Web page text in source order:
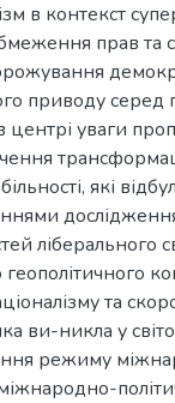
в контекст
прав та
приводу серед
уваги
які
ліберального
та
ви-никла у
режиму